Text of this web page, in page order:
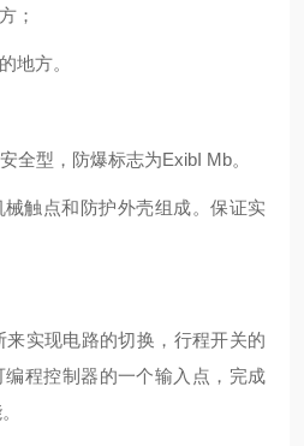
；
地方。
全型，防爆标志为ExibI Mb。
触点和防护外壳组成。保证实
实现电路的切换，行程开关的
程控制器的一个输入点，完成